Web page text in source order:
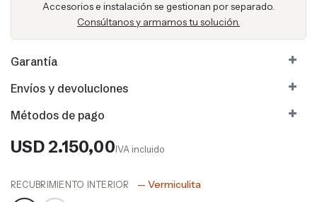
Accesorios e instalación se gestionan por separado.
Consúltanos y armamos tu solución.
Garantía
Envíos y devoluciones
Métodos de pago
USD 2.150,00 IVA incluido
RECUBRIMIENTO INTERIOR — Vermiculita